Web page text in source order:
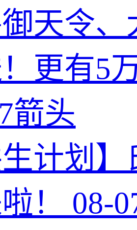
天令
更有5
箭头
生计划
！
08-